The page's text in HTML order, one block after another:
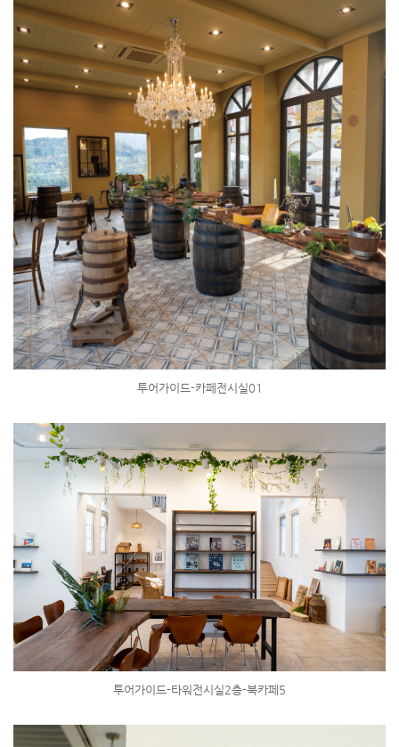
투어가이드-카페전시실01
투어가이드-타워전시실2층-북카페5